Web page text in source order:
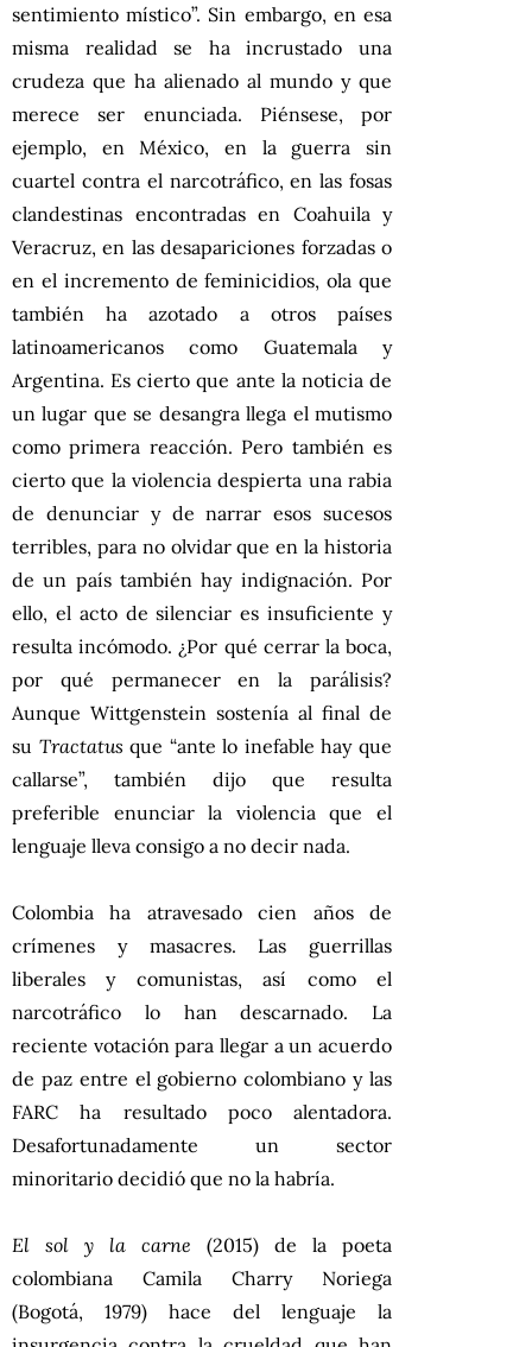
sentimiento místico”. Sin embargo, en esa
misma realidad se ha incrustado una
crudeza que ha alienado al mundo y que
merece ser enunciada. Piénsese, por
ejemplo, en México, en la guerra sin
cuartel contra el narcotráfico, en las fosas
clandestinas encontradas en Coahuila y
Veracruz, en las desapariciones forzadas o
en el incremento de feminicidios, ola que
también ha azotado a otros países
latinoamericanos como Guatemala y
Argentina. Es cierto que ante la noticia de
un lugar que se desangra llega el mutismo
como primera reacción. Pero también es
cierto que la violencia despierta una rabia
de denunciar y de narrar esos sucesos
terribles, para no olvidar que en la historia
de un país también hay indignación. Por
ello, el acto de silenciar es insuficiente y
resulta incómodo. ¿Por qué cerrar la boca,
por qué permanecer en la parálisis?
Aunque Wittgenstein sostenía al final de
su Tractatus que “ante lo inefable hay que
callarse”, también dijo que resulta
preferible enunciar la violencia que el
lenguaje lleva consigo a no decir nada.
Colombia ha atravesado cien años de
crímenes y masacres. Las guerrillas
liberales y comunistas, así como el
narcotráfico lo han descarnado. La
reciente votación para llegar a un acuerdo
de paz entre el gobierno colombiano y las
FARC ha resultado poco alentadora.
Desafortunadamente un sector
minoritario decidió que no la habría.
El sol y la carne (2015) de la poeta
colombiana Camila Charry Noriega
(Bogotá, 1979) hace del lenguaje la